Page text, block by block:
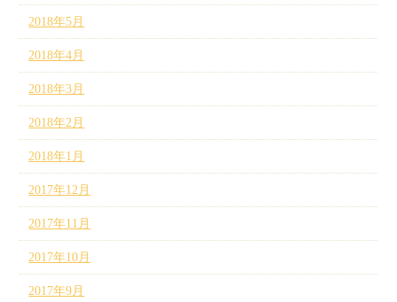
2018年5月
2018年4月
2018年3月
2018年2月
2018年1月
2017年12月
2017年11月
2017年10月
2017年9月